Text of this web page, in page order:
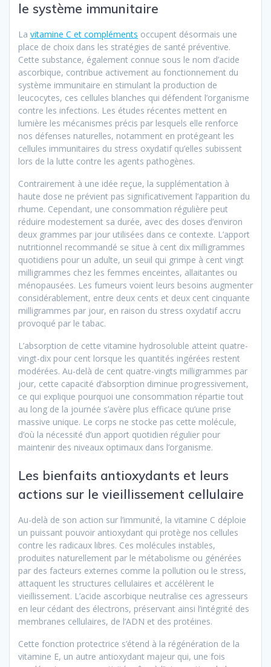
le système immunitaire
La vitamine C et compléments occupent désormais une
place de choix dans les stratégies de santé préventive.
Cette substance, également connue sous le nom d’acide
ascorbique, contribue activement au fonctionnement du
système immunitaire en stimulant la production de
leucocytes, ces cellules blanches qui défendent l’organisme
contre les infections. Les études récentes mettent en
lumière les mécanismes précis par lesquels elle renforce
nos défenses naturelles, notamment en protégeant les
cellules immunitaires du stress oxydatif qu’elles subissent
lors de la lutte contre les agents pathogènes.
Contrairement à une idée reçue, la supplémentation à
haute dose ne prévient pas significativement l’apparition du
rhume. Cependant, une consommation régulière peut
réduire modestement sa durée, avec des doses d’environ
deux grammes par jour utilisées dans ce contexte. L’apport
nutritionnel recommandé se situe à cent dix milligrammes
quotidiens pour un adulte, un seuil qui grimpe à cent vingt
milligrammes chez les femmes enceintes, allaitantes ou
ménopausées. Les fumeurs voient leurs besoins augmenter
considérablement, entre deux cents et deux cent cinquante
milligrammes par jour, en raison du stress oxydatif accru
provoqué par le tabac.
L’absorption de cette vitamine hydrosoluble atteint quatre-
vingt-dix pour cent lorsque les quantités ingérées restent
modérées. Au-delà de cent quatre-vingts milligrammes par
jour, cette capacité d’absorption diminue progressivement,
ce qui explique pourquoi une consommation répartie tout
au long de la journée s’avère plus efficace qu’une prise
massive unique. Le corps ne stocke pas cette molécule,
d’où la nécessité d’un apport quotidien régulier pour
maintenir des niveaux optimaux dans l’organisme.
Les bienfaits antioxydants et leurs
actions sur le vieillissement cellulaire
Au-delà de son action sur l’immunité, la vitamine C déploie
un puissant pouvoir antioxydant qui protège nos cellules
contre les radicaux libres. Ces molécules instables,
produites naturellement par le métabolisme ou générées
par des facteurs externes comme la pollution ou le stress,
attaquent les structures cellulaires et accélèrent le
vieillissement. L’acide ascorbique neutralise ces agresseurs
en leur cédant des électrons, préservant ainsi l’intégrité des
membranes cellulaires, de l’ADN et des protéines.
Cette fonction protectrice s’étend à la régénération de la
vitamine E, un autre antioxydant majeur qui, une fois